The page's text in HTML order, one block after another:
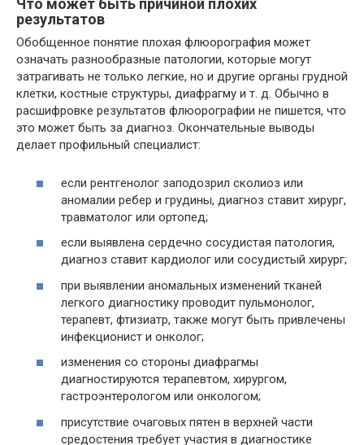
Что может быть причиной плохих
результатов
Обобщенное понятие плохая флюорография может
означать разнообразные патологии, которые могут
затрагивать не только легкие, но и другие органы грудной
клетки, костные структуры, диафрагму и т. д. Обычно в
расшифровке результатов флюорографии не пишется, что
это может быть за диагноз. Окончательные выводы
делает профильный специалист:
если рентгенолог заподозрил сколиоз или
аномалии ребер и грудины, диагноз ставит хирург,
травматолог или ортопед;
если выявлена сердечно сосудистая патология,
диагноз ставит кардиолог или сосудистый хирург;
при выявлении аномальных изменений тканей
легкого диагностику проводит пульмонолог,
терапевт, фтизиатр, также могут быть привлечены
инфекционист и онколог;
изменения со стороны диафрагмы
диагностируются терапевтом, хирургом,
гастроэнтерологом или онкологом;
присутствие очаговых пятен в верхней части
средостения требует участия в диагностике